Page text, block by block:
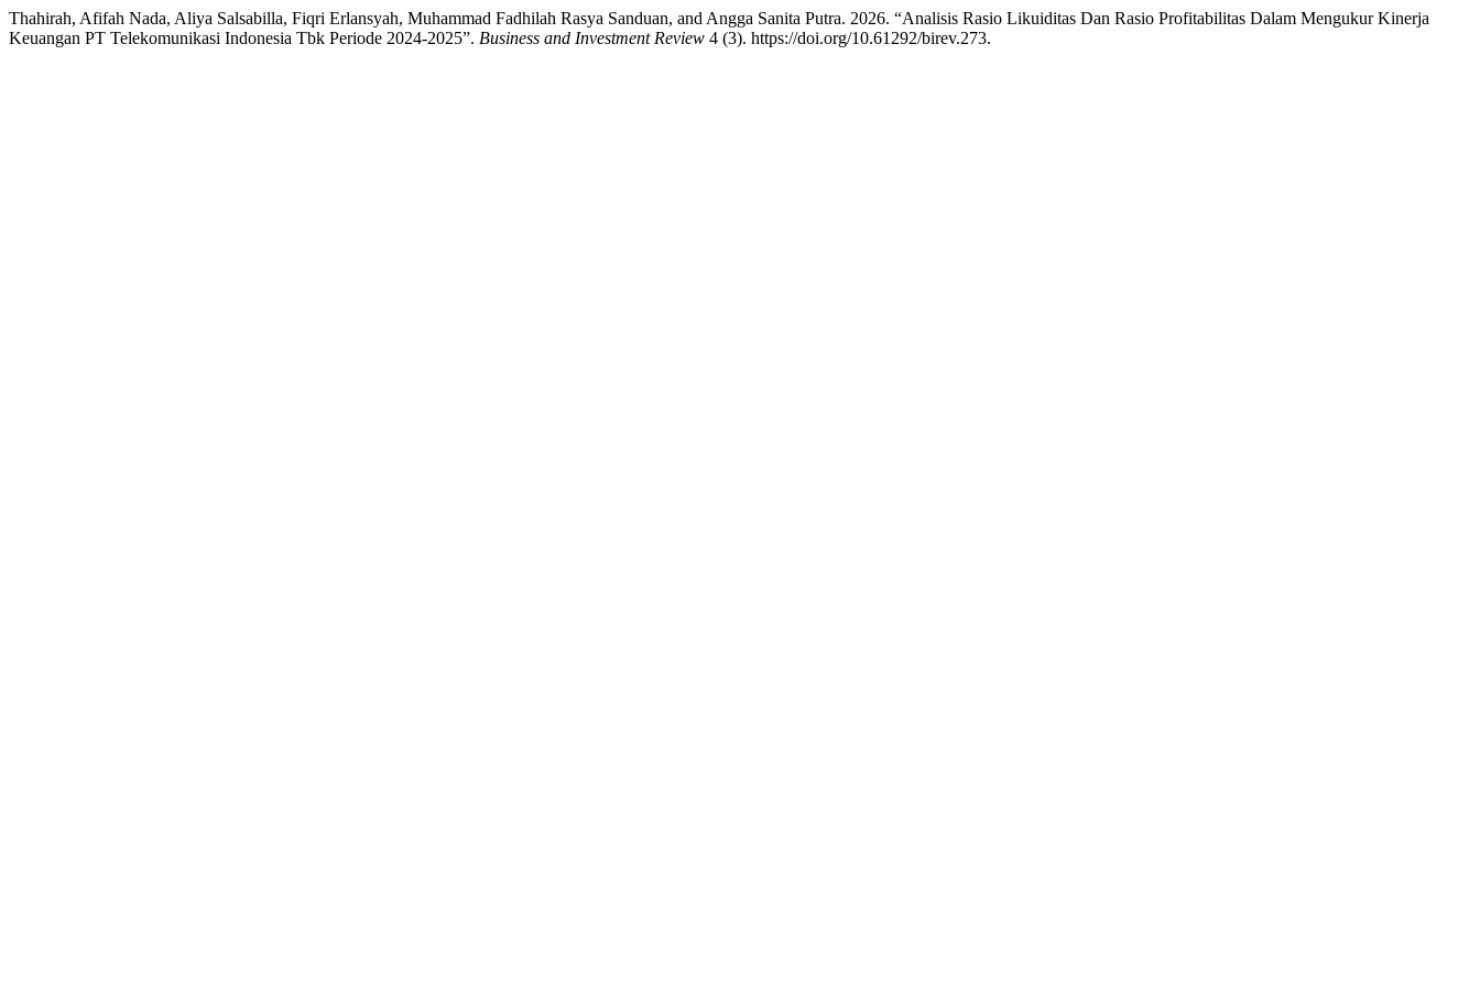
Thahirah, Afifah Nada, Aliya Salsabilla, Fiqri Erlansyah, Muhammad Fadhilah Rasya Sanduan, and Angga Sanita Putra. 2026. “Analisis Rasio Likuiditas Dan Rasio Profitabilitas Dalam Mengukur Kinerja
Keuangan PT Telekomunikasi Indonesia Tbk Periode 2024-2025”. Business and Investment Review 4 (3). https://doi.org/10.61292/birev.273.